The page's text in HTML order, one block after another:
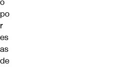
po
r
es
as
de